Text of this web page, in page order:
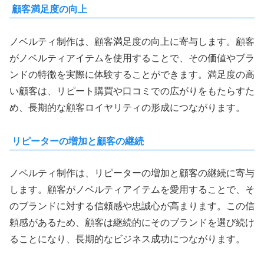
顧客満足度の向上
ノベルティ制作は、顧客満足度の向上に寄与します。顧客
がノベルティアイテムを使用することで、その価値やブラ
ンドの特徴を実際に体験することができます。満足度の高
い顧客は、リピート購買や口コミでの広がりをもたらすた
め、長期的な顧客ロイヤリティの形成につながります。
リピーターの増加と顧客の継続
ノベルティ制作は、リピーターの増加と顧客の継続に寄与
します。顧客がノベルティアイテムを愛用することで、そ
のブランドに対する信頼感や忠誠心が高まります。この信
頼感があるため、顧客は継続的にそのブランドを選び続け
ることになり、長期的なビジネス成功につながります。